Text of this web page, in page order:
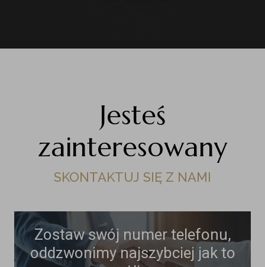
Jesteś
zainteresowany
SKONTAKTUJ SIĘ Z NAMI
Zostaw swój numer telefonu,
oddzwonimy najszybciej jak to